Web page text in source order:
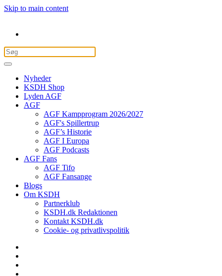
Skip to main content
Nyheder
KSDH Shop
Lyden AGF
AGF
AGF Kampprogram 2026/2027
AGF's Spillertrup
AGF’s Historie
AGF I Europa
AGF Podcasts
AGF Fans
AGF Tifo
AGF Fansange
Blogs
Om KSDH
Partnerklub
KSDH.dk Redaktionen
Kontakt KSDH.dk
Cookie- og privatlivspolitik